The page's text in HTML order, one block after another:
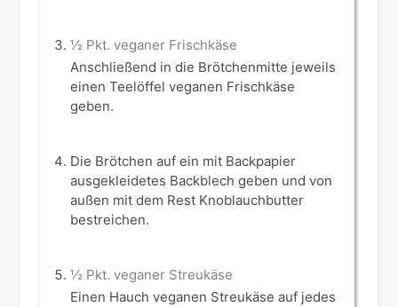
½ Pkt. veganer Frischkäse
Anschließend in die Brötchenmitte jeweils
einen Teelöffel veganen Frischkäse
geben.
Die Brötchen auf ein mit Backpapier
ausgekleidetes Backblech geben und von
außen mit dem Rest Knoblauchbutter
bestreichen.
½ Pkt. veganer Streukäse
Einen Hauch veganen Streukäse auf jedes